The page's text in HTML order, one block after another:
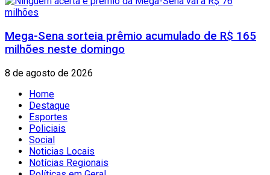
Mega-Sena sorteia prêmio acumulado de R$ 165
milhões neste domingo
8 de agosto de 2026
Home
Destaque
Esportes
Policiais
Social
Noticias Locais
Notícias Regionais